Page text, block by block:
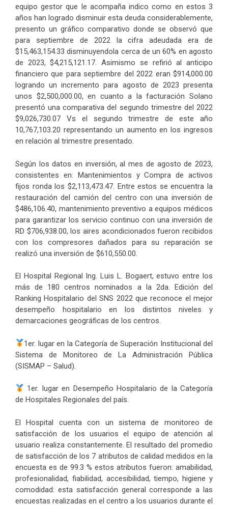
equipo gestor que le acompaña indico como en estos 3
años han logrado disminuir esta deuda considerablemente,
presento un gráfico comparativo donde se observó que
para septiembre de 2022 la cifra adeudada era de
$15,463,154.33 disminuyendola cerca de un 60% en agosto
de 2023, $4,215,121.17. Asimismo se refirió al anticipo
financiero que para septiembre del 2022 eran $914,000.00
logrando un incremento para agosto de 2023 presenta
unos $2,500,000.00, en cuanto a la facturación Solano
presentó una comparativa del segundo trimestre del 2022
$9,026,730.07 Vs el segundo trimestre de este año
10,767,103.20 representando un aumento en los ingresos
en relación al trimestre presentado.
Según los datos en inversión, al mes de agosto de 2023,
consistentes en: Mantenimientos y Compra de activos
fijos ronda los $2,113,473.47. Entre estos se encuentra la
restauración del camión del centro con una inversión de
$486,106.40, mantenimiento preventivo a equipos médicos
para garantizar los servicio continuo con una inversión de
RD $706,938.00, los aires acondicionados fueron recibidos
con los compresores dañados para su reparación se
realizó una inversión de $610,550.00.
El Hospital Regional Ing. Luis L. Bogaert, estuvo entre los
más de 180 centros nominados a la 2da. Edición del
Ranking Hospitalario del SNS 2022 que reconoce el mejor
desempeño hospitalario en los distintos niveles y
demarcaciones geográficas de los centros.
1er. lugar en la Categoría de Superación Institucional del
Sistema de Monitoreo de La Administración Pública
(SISMAP – Salud).
1er. lugar en Desempeño Hospitalario de la Categoría
de Hospitales Regionales del país.
El Hospital cuenta con un sistema de monitoreo de
satisfacción de los usuarios el equipo de atención al
usuario realiza constantemente. El resultado del promedio
de satisfacción de los 7 atributos de calidad medidos en la
encuesta es de 99.3 % estos atributos fueron: amabilidad,
profesionalidad, fiabilidad, accesibilidad, tiempo, higiene y
comodidad: esta satisfacción general corresponde a las
encuestas realizadas en el centro a los usuarios durante el